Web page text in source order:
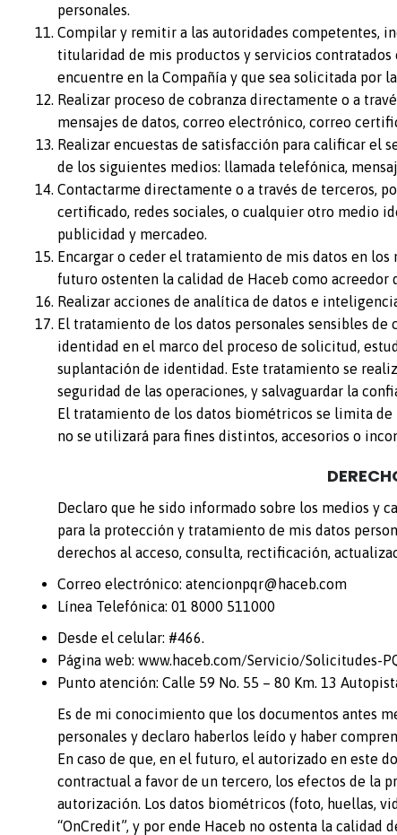
personales.
Compilar y remitir a las autoridades competentes,
titularidad de mis productos y servicios
encuentre en la Compañía y que sea solicitada por
Realizar proceso de cobranza directamente o a
mensajes de datos, correo electrónico, correo
Realizar encuestas de satisfacción para calificar el
de los siguientes medios: llamada telefónica,
Contactarme directamente o a través de terceros,
certificado, redes sociales, o cualquier otro medio
publicidad y mercadeo.
Encargar o ceder el tratamiento de mis datos en
futuro ostenten la calidad de Haceb como acreedor
Realizar acciones de analítica de datos e
El tratamiento de los datos personales sensibles
identidad en el marco del proceso de solicitud,
suplantación de identidad. Este tratamiento se
seguridad de las operaciones, y salvaguardar la
El tratamiento de los datos biométricos se limita
no se utilizará para fines distintos, accesorios o
Declaro que he sido informado sobre los medios y
para la protección y tratamiento de mis datos
derechos al acceso, consulta, rectificación,
Correo electrónico: atencionpqr@haceb.com
Línea Telefónica: 01 8000 511000
Desde el celular: #466.
Página web: www.haceb.com/Servicio/Solicitudes-
Punto atención: Calle 59 No. 55 – 80 Km. 13
Es de mi conocimiento que los documentos antes
personales y declaro haberlos leído y haber
En caso de que, en el futuro, el autorizado en este
contractual a favor de un tercero, los efectos de la
autorización. Los datos biométricos (foto, huellas,
“OnCredit”, y por ende Haceb no ostenta la